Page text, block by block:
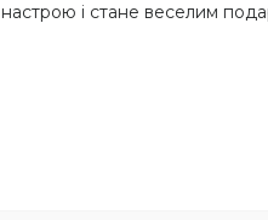
і стане веселим